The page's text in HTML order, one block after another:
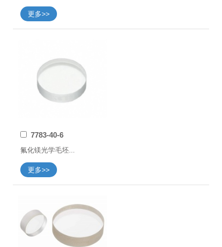
更多>>
7783-40-6
氟化镁光学毛坯...
更多>>